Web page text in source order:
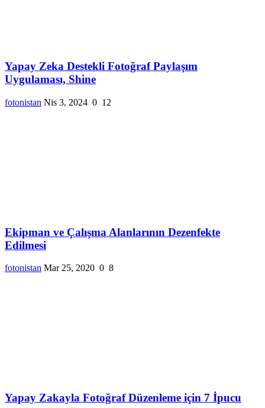
Yapay Zeka Destekli Fotoğraf Paylaşım
Uygulaması, Shine
fotonistan Nis 3, 2024 0 12
Ekipman ve Çalışma Alanlarının Dezenfekte
Edilmesi
fotonistan Mar 25, 2020 0 8
Yapay Zakayla Fotoğraf Düzenleme için 7 İpucu